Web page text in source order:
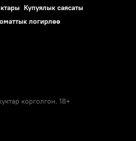
Купуялык саясаты
логирлөө
корголгон. 18+